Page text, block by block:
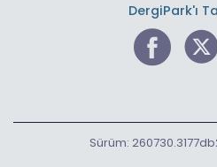
DergiPark'ı
Sürüm: